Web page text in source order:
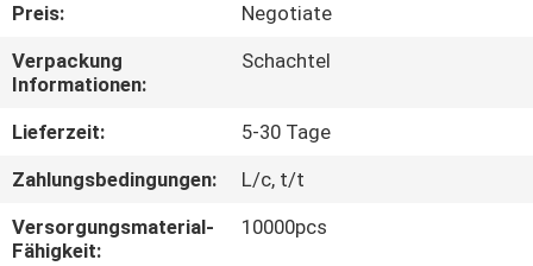
TRETEN
SIE
MIT
UNS
VERBINDUNG
Preis:
Negotiate
Verpackung
Informationen:
Schachtel
Lieferzeit:
5-30 Tage
Zahlungsbedingungen:
L/c, t/t
Versorgungsmaterial-
Fähigkeit:
10000pcs